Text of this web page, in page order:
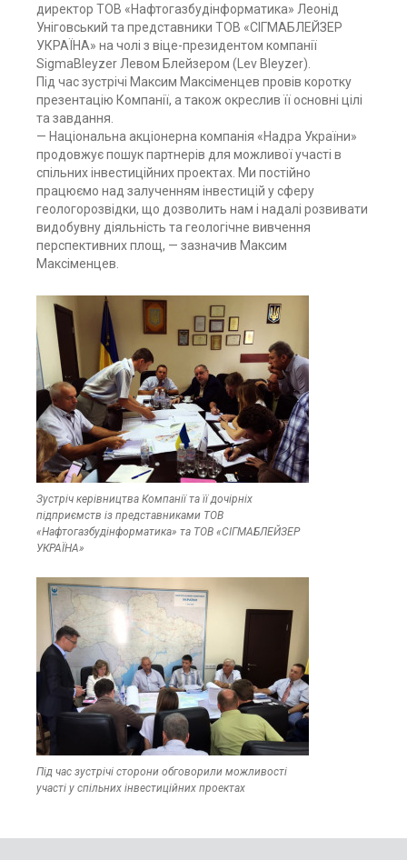
директор ТОВ «Нафтогазбудінформатика» Леонід
Уніговський та представники ТОВ «СІГМАБЛЕЙЗЕР
УКРАЇНА» на чолі з віце-президентом компанії
SigmaBleyzer Левом Блейзером (Lev Bleyzer).
Під час зустрічі Максим Максіменцев провів коротку
презентацію Компанії, а також окреслив її основні цілі
та завдання.
— Національна акціонерна компанія «Надра України»
продовжує пошук партнерів для можливої участі в
спільних інвестиційних проектах. Ми постійно
працюємо над залученням інвестицій у сферу
геологорозвідки, що дозволить нам і надалі розвивати
видобувну діяльність та геологічне вивчення
перспективних площ, — зазначив Максим
Максіменцев.
Зустріч керівництва Компанії та її дочірніх
підприємств із представниками ТОВ
«Нафтогазбудінформатика» та ТОВ «СІГМАБЛЕЙЗЕР
УКРАЇНА»
Під час зустрічі сторони обговорили можливості
участі у спільних інвестиційних проектах